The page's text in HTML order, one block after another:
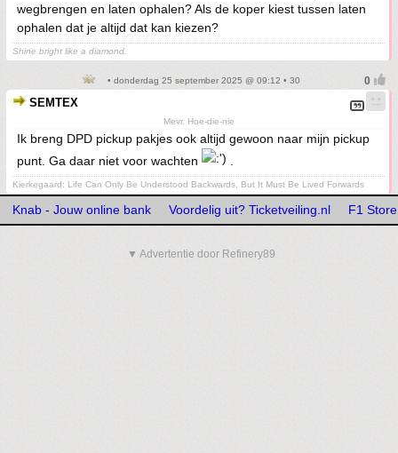
wegbrengen en laten ophalen? Als de koper kiest tussen laten
ophalen dat je altijd dat kan kiezen?
Shine bright like a diamond.
• donderdag 25 september 2025 @ 09:12 • 30
SEMTEX
Mevr. Hoe-die-nie
Ik breng DPD pickup pakjes ook altijd gewoon naar mijn pickup
punt. Ga daar niet voor wachten
Kierkegaard: Life Can Only Be Understood Backwards, But It Must Be Lived Forwards
Knab - Jouw online bank Voordelig uit? Ticketveiling.nl F1
▼ Advertentie door Refinery89